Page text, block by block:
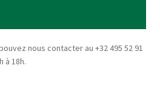
nous contacter au +32 495 52 91
à 18h.